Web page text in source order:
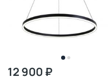
12 900 ₽